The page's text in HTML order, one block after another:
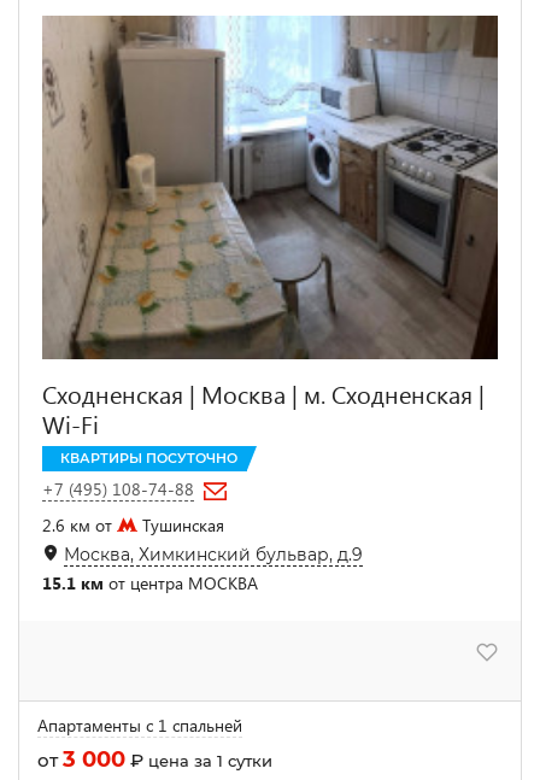
Сходненская | Москва | м. Сходненская |
Wi-Fi
КВАРТИРЫ ПОСУТОЧНО
+7 (495) 108-74-88
2.6 км от
Тушинская
Москва, Химкинский бульвар, д.9
15.1 км от центра МОСКВА
Апартаменты с 1 спальней
от3 000 ₽ цена за 1 сутки